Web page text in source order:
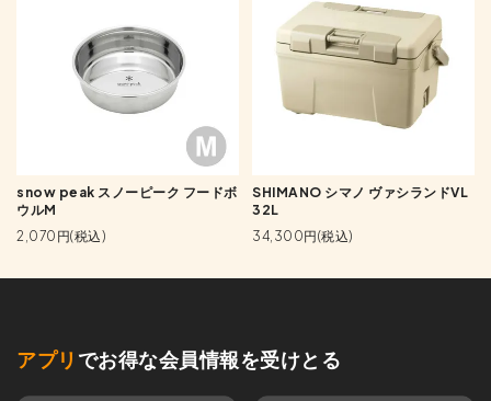
snow peak スノーピーク フードボ
ウルM
2,070円(税込)
SHIMANO シマノ ヴァシランドVL
32L
34,300円(税込)
アプリ でお得な会員情報を受けとる